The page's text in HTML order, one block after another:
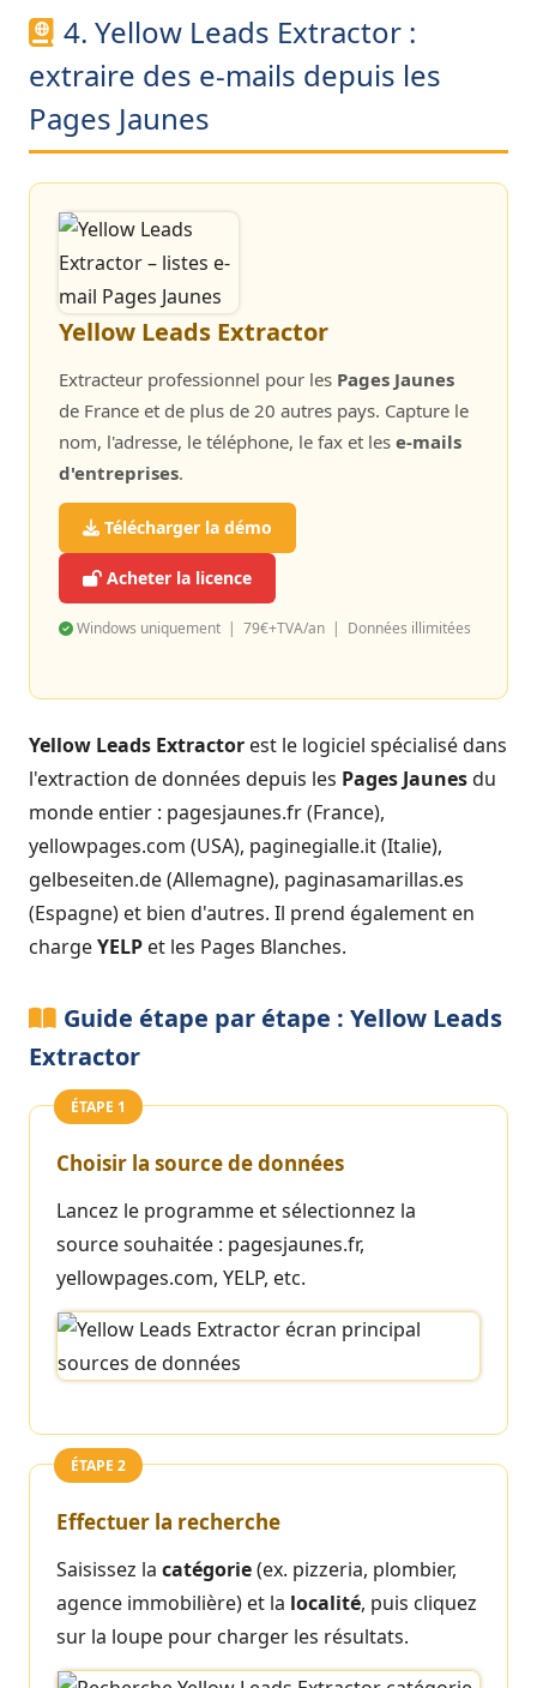
4. Yellow Leads Extractor :
extraire des e-mails depuis les
Pages Jaunes
Yellow Leads Extractor
Extracteur professionnel pour les Pages Jaunes
de France et de plus de 20 autres pays. Capture le
nom, l'adresse, le téléphone, le fax et les e-mails
d'entreprises.
Télécharger la démo
Acheter la licence
Windows uniquement | 79€+TVA/an | Données illimitées
Yellow Leads Extractor est le logiciel spécialisé dans
l'extraction de données depuis les Pages Jaunesdu
monde entier : pagesjaunes.fr (France),
yellowpages.com (USA), paginegialle.it (Italie),
gelbeseiten.de (Allemagne), paginasamarillas.es
(Espagne) et bien d'autres. Il prend également en
chargeYELP et les Pages Blanches.
Guide étape par étape : Yellow Leads
Extractor
ÉTAPE 1
Choisir la source de données
Lancez le programme et sélectionnez la
source souhaitée : pagesjaunes.fr,
yellowpages.com, YELP, etc.
ÉTAPE 2
Effectuer la recherche
Saisissez la catégorie(ex. pizzeria, plombier,
agence immobilière) et la localité, puis cliquez
sur la loupe pour charger les résultats.